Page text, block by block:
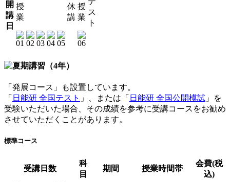
開
講
日
授
業
休
講
授
業
ス
ト
「発展コース」も設置しています。
「 日能研 全国テスト 」、または「 日能研 全国公開模試 」を
受験いただいた場合、その成績を参考に受講コースをお勧め
させていただくことがあります。
標準コース
受講日数
科
目
期間 授業時間帯
会費(税
込)